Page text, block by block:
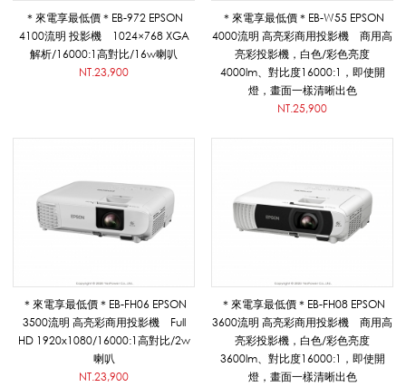
E
N
＊來電享最低價＊EB-972 EPSON
4100流明 投影機 1024×768 XGA
解析/16000:1高對比/16w喇叭
NT.23,900
＊來電享最低價＊EB-W55 EPSON
4000流明 高亮彩商用投影機 商用高
亮彩投影機，白色/彩色亮度
4000lm、對比度16000:1，即使開
燈，畫面一樣清晰出色
NT.25,900
＊來電享最低價＊EB-FH06 EPSON
3500流明 高亮彩商用投影機 Full
HD 1920x1080/16000:1高對比/2w
喇叭
NT.23,900
＊來電享最低價＊EB-FH08 EPSON
3600流明 高亮彩商用投影機 商用高
亮彩投影機，白色/彩色亮度
3600lm、對比度16000:1，即使開
燈，畫面一樣清晰出色